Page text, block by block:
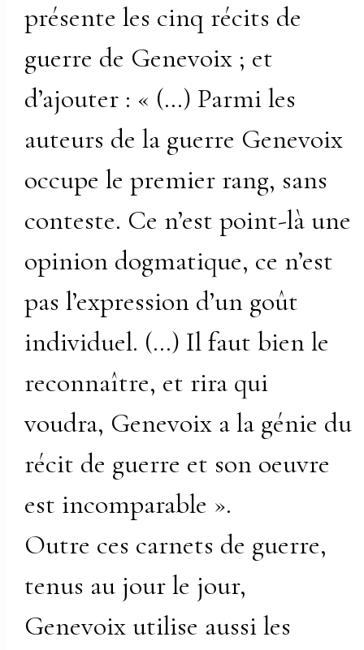
présente les cinq récits de
guerre de Genevoix ; et
d’ajouter : « (…) Parmi les
auteurs de la guerre Genevoix
occupe le premier rang, sans
conteste. Ce n’est point-là une
opinion dogmatique, ce n’est
pas l’expression d’un goût
individuel. (…) Il faut bien le
reconnaître, et rira qui
voudra, Genevoix a la génie du
récit de guerre et son oeuvre
est incomparable ».
Outre ces carnets de guerre,
tenus au jour le jour,
Genevoix utilise aussi les